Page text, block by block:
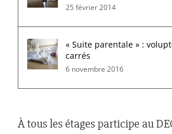
25 février 2014
« Suite parentale » :
carrés
6 novembre 2016
À tous les étages participe au